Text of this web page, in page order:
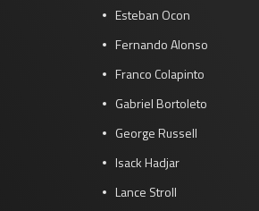
zo 05:00 - 07:00
27 - 29 nov
Esteban Ocon
Fernando Alonso
Franco Colapinto
Gabriel Bortoleto
George Russell
Isack Hadjar
Lance Stroll